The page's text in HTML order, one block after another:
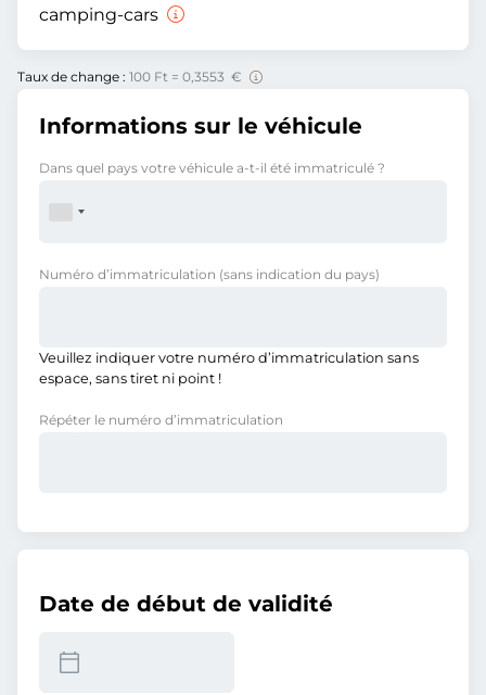
camping-cars
Taux de change : 100 Ft = 0,3553 €
Informations sur le véhicule
Dans quel pays votre véhicule a-t-il été immatriculé ?
Numéro d’immatriculation (sans indication du pays)
Veuillez indiquer votre numéro d’immatriculation sans
espace, sans tiret ni point !
Répéter le numéro d’immatriculation
Date de début de validité